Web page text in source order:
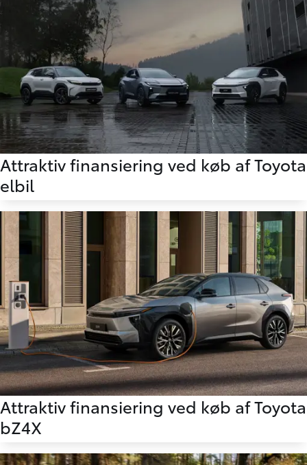
Attraktiv finansiering ved køb af Toyota
elbil
Attraktiv finansiering ved køb af Toyota
bZ4X